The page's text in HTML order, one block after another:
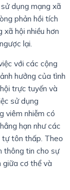
dụng mạng xã
phản hồi tích
hội nhiều hơn
lại.
với các cộng
hưởng của tình
trực tuyến và
sử dụng
viêm nhiễm có
hạn như các
tự tôn thấp. Theo
thông tin cho sự
giữa cơ thể và